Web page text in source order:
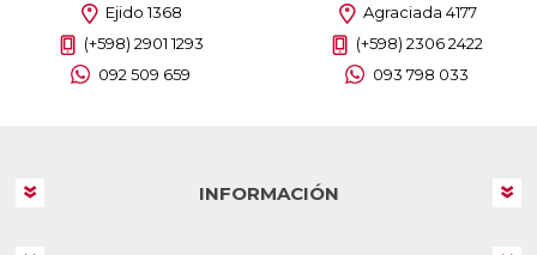
Ejido 1368
(+598) 2901 1293
092 509 659
Agraciada 4177
(+598) 2306 2422
093 798 033
INFORMACIÓN